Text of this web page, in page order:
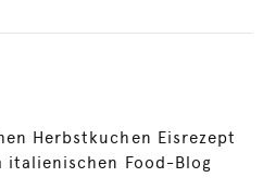
Herbstkuchen Eisrezept
italienischen Food-Blog